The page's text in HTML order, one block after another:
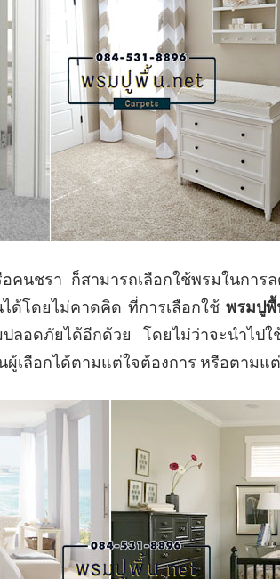
คนชรา ก็สามารถเลือกใช้พรมในการ
ด้โดยไม่คาดคิด ที่การเลือกใช้พรมปู
ปลอดภัยได้อีกด้วย โดยไม่ว่าจะนำไ
ผู้เลือกได้ตามแต่ใจต้องการ หรือตาม